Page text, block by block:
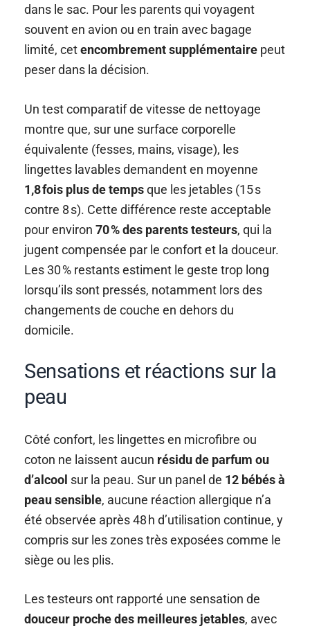
dans le sac. Pour les parents qui voyagent
souvent en avion ou en train avec bagage
limité, cetencombrement supplémentaire peut
peser dans la décision.
Un test comparatif de vitesse de nettoyage
montre que, sur une surface corporelle
équivalente (fesses, mains, visage), les
lingettes lavables demandent en moyenne
1,8 fois plus de tempsque les jetables (15 s
contre 8 s). Cette différence reste acceptable
pour environ70 % des parents testeurs, qui la
jugent compensée par le confort et la douceur.
Les 30 % restants estiment le geste trop long
lorsqu’ils sont pressés, notamment lors des
changements de couche en dehors du
domicile.
Sensations et réactions sur la
peau
Côté confort, les lingettes en microfibre ou
coton ne laissent aucun résidu de parfum ou
d’alcool sur la peau. Sur un panel de 12 bébés à
peau sensible, aucune réaction allergique n’a
été observée après 48 h d’utilisation continue, y
compris sur les zones très exposées comme le
siège ou les plis.
Les testeurs ont rapporté une sensation de
douceur proche des meilleures jetables, avec